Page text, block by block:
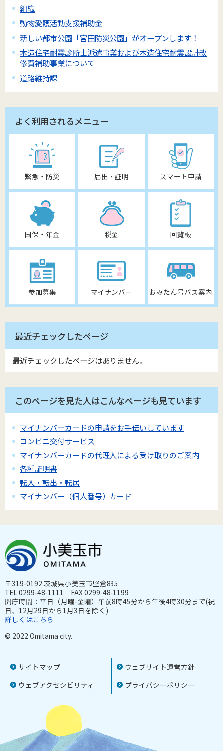
組織
動物愛護活動支援補助金
新しい都市公園「宮田防災公園」がオープンします！
木造住宅耐震診断士派遣事業および木造住宅耐震設計改
修費補助事業について
道路維持課
よく利用されるメニュー
緊急・防災 届出・証明 スマート申請
国保・年金 税金 回覧板
参加募集 マイナンバー おみたん号バス案内
最近チェックしたページ
最近チェックしたページはありません。
このページを見た人はこんなページも見ています
マイナンバーカードの申請をお手伝いしています
コンビニ交付サービス
マイナンバーカードの代理人による受け取りのご案内
各種証明書
転入・転出・転居
マイナンバー（個人番号）カード
サイトマップ
ウェブサイト運営方針
ウェブアクセシビリティ
プライバシーポリシー
〒319-0192 茨城県小美玉市堅倉835
TEL 0299-48-1111 FAX 0299-48-1199
開庁時間：平日（月曜-金曜）午前8時45分から午後4時30分まで(祝
日、12月29日から1月3日を除く)
詳しくはこちら
© 2022 Omitama city.